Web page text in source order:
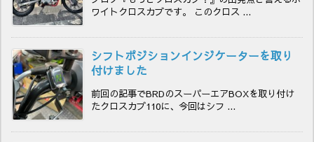
ワイトクロスカブです。 このクロス ...
シフトポジションインジケーターを取り
付けました
前回の記事でBRDのスーパーエアBOXを取り付け
たクロスカブ110に、今回はシフ ...